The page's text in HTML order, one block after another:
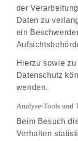
der
Daten zu
ein
Hierzu sowie
Datenschutz
wenden.
Analyse-Tools und
Beim Besuch
Verhalten